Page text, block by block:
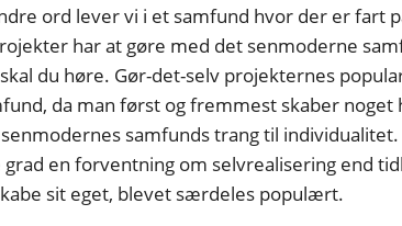
ord lever vi i et samfund hvor der er fart
har at gøre med det senmoderne
du høre. Gør-det-selv projekternes
da man først og fremmest skaber noget
samfunds trang til individualitet.
en forventning om selvrealisering end
sit eget, blevet særdeles populært.